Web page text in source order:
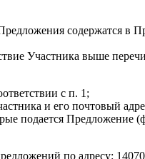
содержатся в
Участника выше
с п. 1;
и его почтовый
подается Предложение
по адресу: